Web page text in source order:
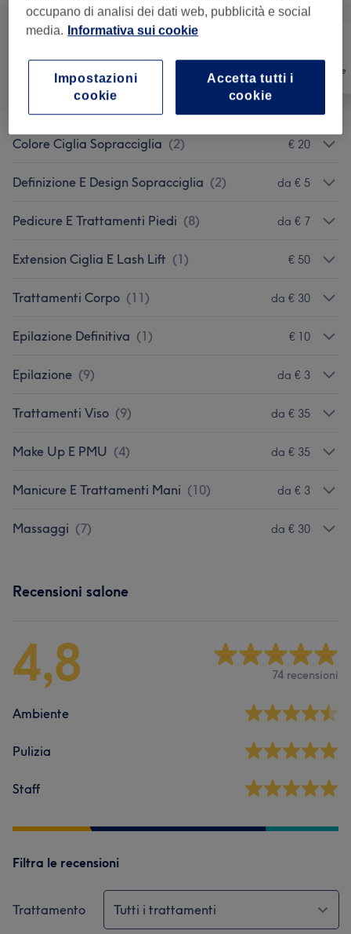
Tutti Depilazione
Colore Ciglia Sopracciglia (2) € 20
Definizione E Design Sopracciglia (2) da € 5
Pedicure E Trattamenti Piedi (8) da € 7
Extension Ciglia E Lash Lift (1) € 50
Trattamenti Corpo (11) da € 30
Epilazione Definitiva (1) € 10
Epilazione (9) da € 3
Trattamenti Viso (9) da € 35
Make Up E PMU (4) da € 35
Manicure E Trattamenti Mani (10) da € 3
Massaggi (7) da € 30
Recensioni salone
4,8 74 recensioni
Ambiente
Pulizia
Staff
Filtra le recensioni
Trattamento Tutti i trattamenti
occupano di analisi dei dati web, pubblicità e social
media. Informativa sui cookie
Accetta tutti i
cookie
Impostazioni
cookie